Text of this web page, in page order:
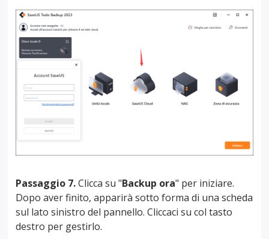
Passaggio 7.Clicca su "Backup ora" per iniziare.
Dopo aver finito, apparirà sotto forma di una scheda
sul lato sinistro del pannello. Cliccaci su col tasto
destro per gestirlo.